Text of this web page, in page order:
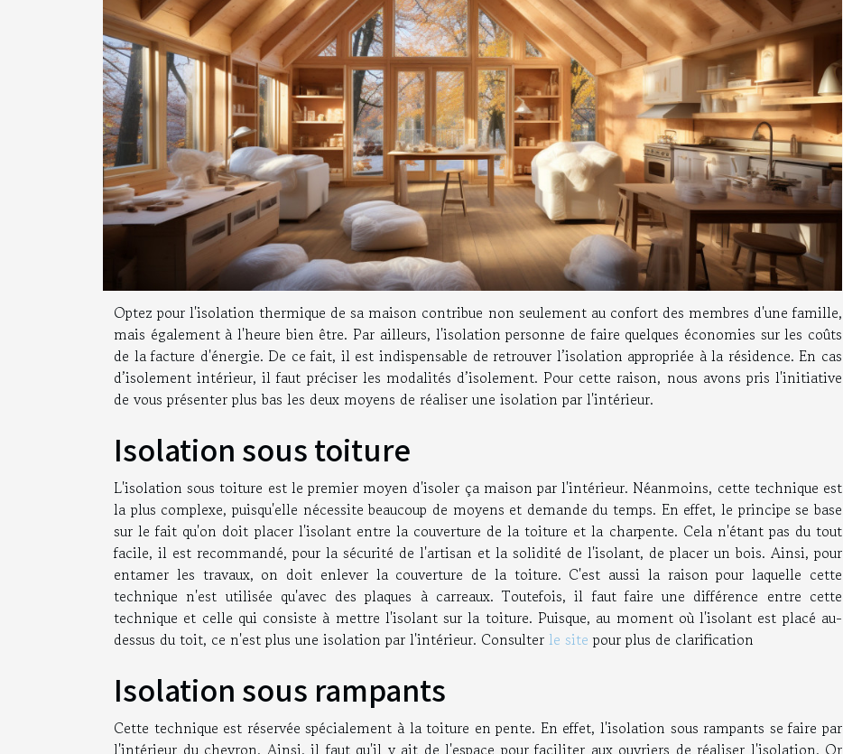
Optez pour l'isolation thermique de sa maison contribue non seulement au confort des membres d'une famille,
mais également à l'heure bien être. Par ailleurs, l'isolation personne de faire quelques économies sur les coûts
de la facture d'énergie. De ce fait, il est indispensable de retrouver l’isolation appropriée à la résidence. En cas
d’isolement intérieur, il faut préciser les modalités d’isolement. Pour cette raison, nous avons pris l'initiative
de vous présenter plus bas les deux moyens de réaliser une isolation par l'intérieur.
Isolation sous toiture
L'isolation sous toiture est le premier moyen d'isoler ça maison par l'intérieur. Néanmoins, cette technique est
la plus complexe, puisqu'elle nécessite beaucoup de moyens et demande du temps. En effet, le principe se base
sur le fait qu'on doit placer l'isolant entre la couverture de la toiture et la charpente. Cela n'étant pas du tout
facile, il est recommandé, pour la sécurité de l'artisan et la solidité de l'isolant, de placer un bois. Ainsi, pour
entamer les travaux, on doit enlever la couverture de la toiture. C'est aussi la raison pour laquelle cette
technique n'est utilisée qu'avec des plaques à carreaux. Toutefois, il faut faire une différence entre cette
technique et celle qui consiste à mettre l'isolant sur la toiture. Puisque, au moment où l'isolant est placé au-
dessus du toit, ce n'est plus une isolation par l'intérieur. Consulter le site pour plus de clarification
Isolation sous rampants
Cette technique est réservée spécialement à la toiture en pente. En effet, l'isolation sous rampants se faire par
l'intérieur du chevron. Ainsi, il faut qu'il y ait de l'espace pour faciliter aux ouvriers de réaliser l'isolation. Or